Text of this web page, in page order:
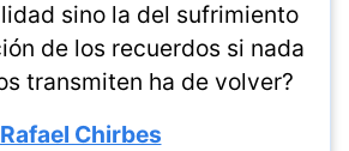
sino la del sufrimiento
de los recuerdos si nada
transmiten ha de volver?
Rafael Chirbes